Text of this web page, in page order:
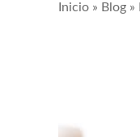
Inicio » Blog »